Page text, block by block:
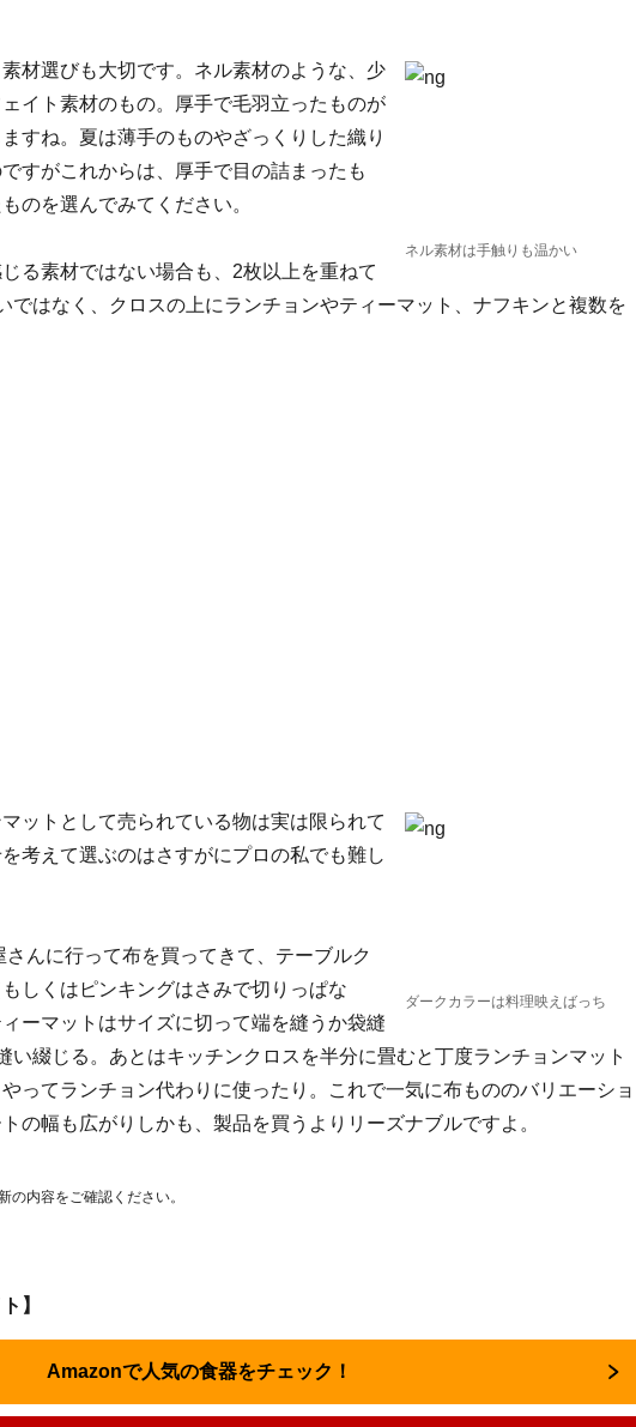
ネル素材は手触りも温かい
材選びも大切です。ネル素材のような、少
イト素材のもの。厚手で毛羽立ったものが
すね。夏は薄手のものやざっくりした織り
すがこれからは、厚手で目の詰まったも
のを選んでみてください。
る素材ではない場合も、2枚以上を重ねて
ではなく、クロスの上にランチョンやティーマット、ナフキンと複数を
ダークカラーは料理映えばっち
ットとして売られている物は実は限られて
考えて選ぶのはさすがにプロの私でも難し
んに行って布を買ってきて、テーブルク
しくはピンキングはさみで切りっぱな
ーマットはサイズに切って端を縫うか袋縫
い綴じる。あとはキッチンクロスを半分に畳むと丁度ランチョンマット
ってランチョン代わりに使ったり。これで一気に布もののバリエーショ
の幅も広がりしかも、製品を買うよりリーズナブルですよ。
内容をご確認ください。
】
Amazonで人気の食器をチェック！